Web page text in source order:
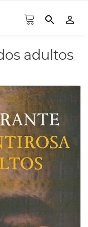
search person_outline
adultos